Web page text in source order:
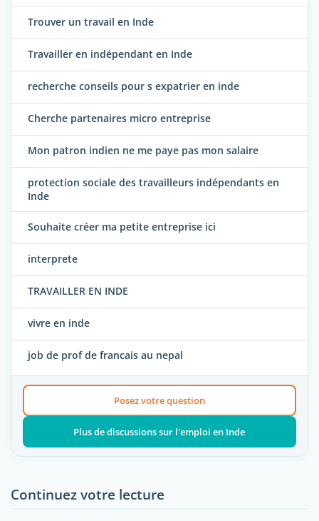
Trouver un travail en Inde
Travailler en indépendant en Inde
recherche conseils pour s expatrier en inde
Cherche partenaires micro entreprise
Mon patron indien ne me paye pas mon salaire
protection sociale des travailleurs indépendants en
Inde
Souhaite créer ma petite entreprise ici
interprete
TRAVAILLER EN INDE
vivre en inde
job de prof de francais au nepal
Posez votre question
Plus de discussions sur l'emploi en Inde
Continuez votre lecture